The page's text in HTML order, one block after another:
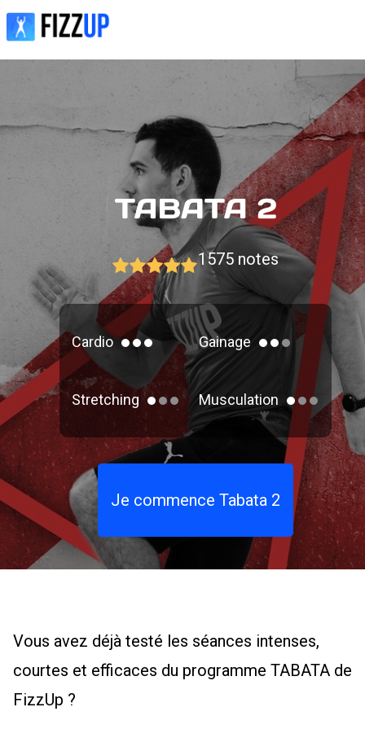
1575 notes
Cardio Gainage
Stretching Musculation
Je commence Tabata 2
Vous avez déjà testé les séances intenses,
courtes et efficaces du programme TABATA de
FizzUp ?